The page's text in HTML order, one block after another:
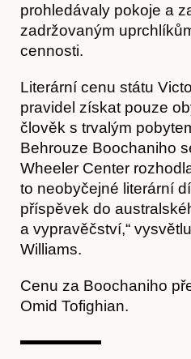
prohledávaly pokoje a
zadržovaným
cennosti.
Literární cenu státu
pravidel získat pouze
člověk s trvalým
Behrouze Boochaniho
Wheeler Center
to neobyčejné literární
příspěvek do
a vypravěčství,“
Williams.
Cenu za Boochaniho
Omid Tofighian.